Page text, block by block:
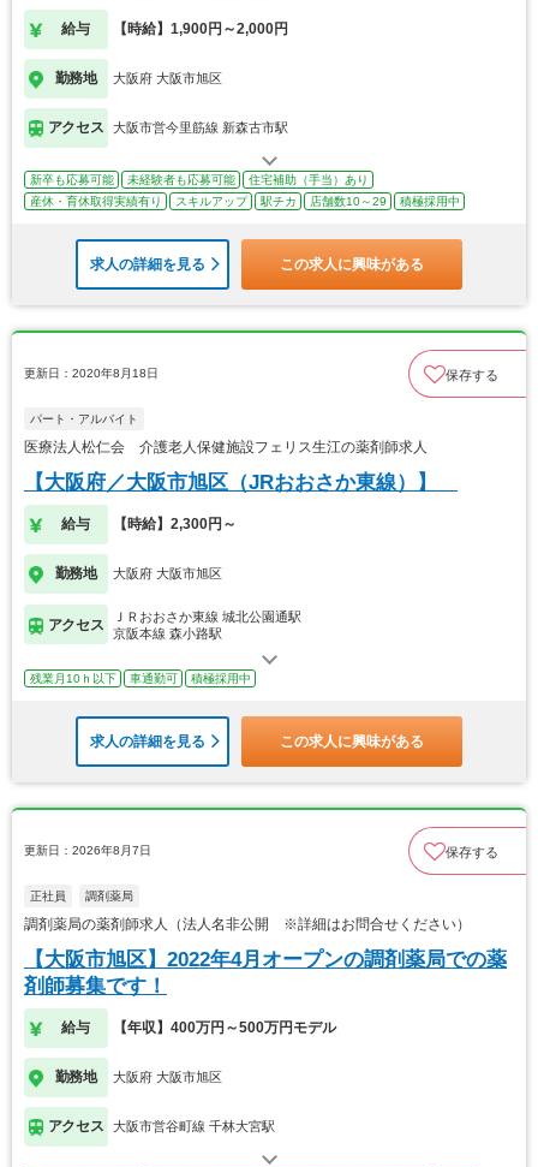
給与 【時給】1,900円～2,000円
勤務地 大阪府 大阪市旭区
アクセス 大阪市営今里筋線 新森古市駅
新卒も応募可能 未経験者も応募可能
住宅補助（手当）あり
産休・育休取得実績有り
スキルアップ 駅チカ 店舗数10～29 積極採用中
求人の詳細を見る この求人に興味がある
更新日：2020年8月18日 保存する
パート・アルバイト
医療法人松仁会 介護老人保健施設フェリス生江の薬剤師求人
【大阪府／大阪市旭区（JRおおさか東線）】
給与 【時給】2,300円～
勤務地 大阪府 大阪市旭区
アクセス
ＪＲおおさか東線 城北公園通駅
京阪本線 森小路駅
残業月10ｈ以下 車通勤可 積極採用中
求人の詳細を見る この求人に興味がある
更新日：2026年8月7日 保存する
正社員 調剤薬局
調剤薬局の薬剤師求人（法人名非公開 ※詳細はお問合せください）
【大阪市旭区】2022年4月オープンの調剤薬局での薬
剤師募集です！
給与 【年収】400万円～500万円モデル
勤務地 大阪府 大阪市旭区
アクセス 大阪市営谷町線 千林大宮駅